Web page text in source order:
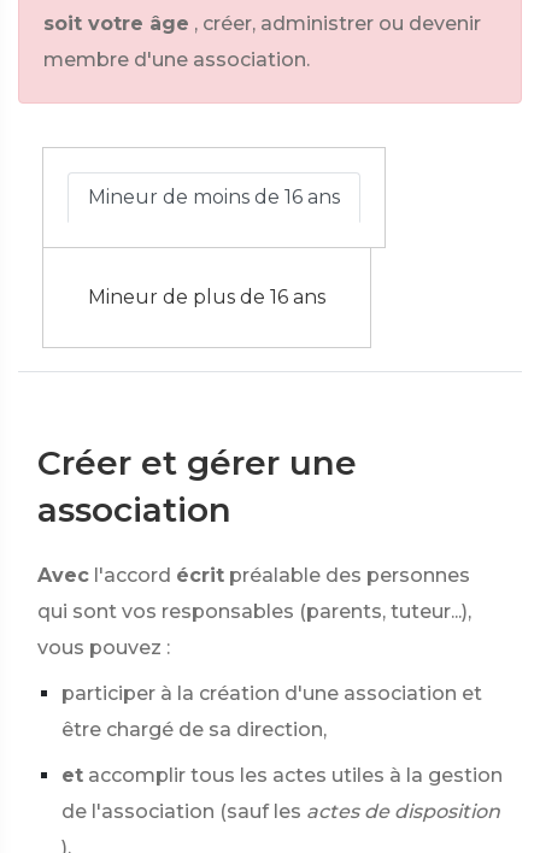
soit votre âge , créer, administrer ou devenir
membre d'une association.
Mineur de moins de 16 ans
Mineur de plus de 16 ans
Créer et gérer une
association
Avec l'accord écrit préalable des personnes
qui sont vos responsables (parents, tuteur...),
vous pouvez :
participer à la création d'une association et
être chargé de sa direction,
et accomplir tous les actes utiles à la gestion
de l'association (sauf les actes de disposition
).